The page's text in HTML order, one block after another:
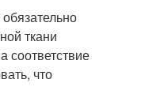
ткани
соответствие
что